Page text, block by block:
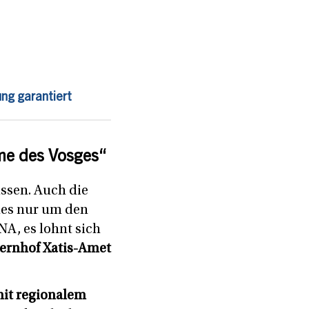
garantiert
des Vosges“
Auch die
nur um den
es lohnt sich
Xatis-Amet
regionalem